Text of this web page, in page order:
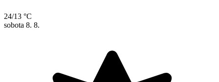
24/13 °C
sobota 8. 8.